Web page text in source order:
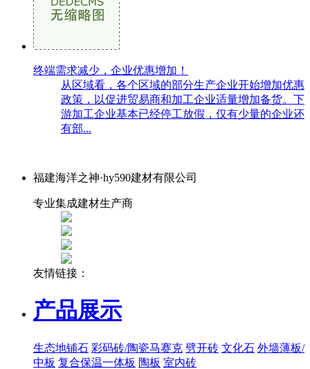
终端需求减少，企业优惠增加！
从区域看，各个区域的部分生产企业开始增加优惠
政策，以促进贸易商和加工企业适量增加备货。下
游加工企业基本已经停工放假，仅有少量的企业还
有部...
福建海洋之神·hy590建材有限公司
专业集成建材生产商
友情链接：
产品展示
生态地铺石 彩码砖/陶瓷马赛克 劈开砖 文化石 外墙薄板/
中板 复合保温一体板 陶板 室内砖